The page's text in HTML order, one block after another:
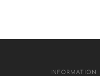
INFORMATION